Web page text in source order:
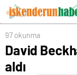
97 okunma
David
aldı